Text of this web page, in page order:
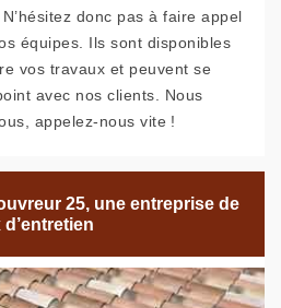
donc pas à faire appel
équipes. Ils sont disponibles
vos travaux et peuvent se
avec nos clients. Nous
appelez-nous vite !
25, une entreprise de